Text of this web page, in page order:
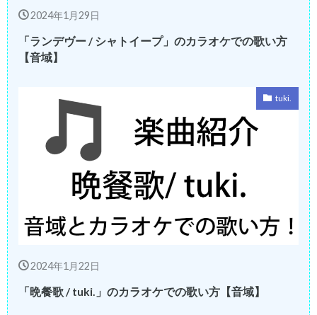
2024年1月29日
「ランデヴー / シャトイープ」のカラオケでの歌い方
【音域】
tuki.
2024年1月22日
「晩餐歌 / tuki.」のカラオケでの歌い方【音域】